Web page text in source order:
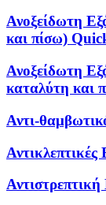
Ανοξείδωτη
και πίσω)
Ανοξείδωτη
καταλύτη και
Αντι-